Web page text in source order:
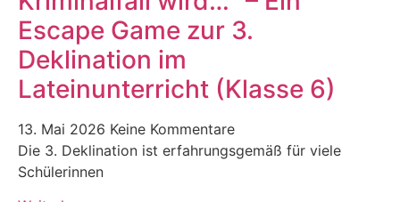
Escape Game zur 3.
Deklination im
Lateinunterricht (Klasse 6)
13. Mai 2026 Keine Kommentare
Die 3. Deklination ist erfahrungsgemäß für viele
Schülerinnen